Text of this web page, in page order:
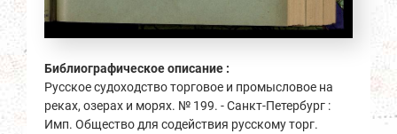
Библиографическое описание :
Русское судоходство торговое и промысловое на
реках, озерах и морях. № 199. - Санкт-Петербург :
Имп. Общество для содействия русскому торг.